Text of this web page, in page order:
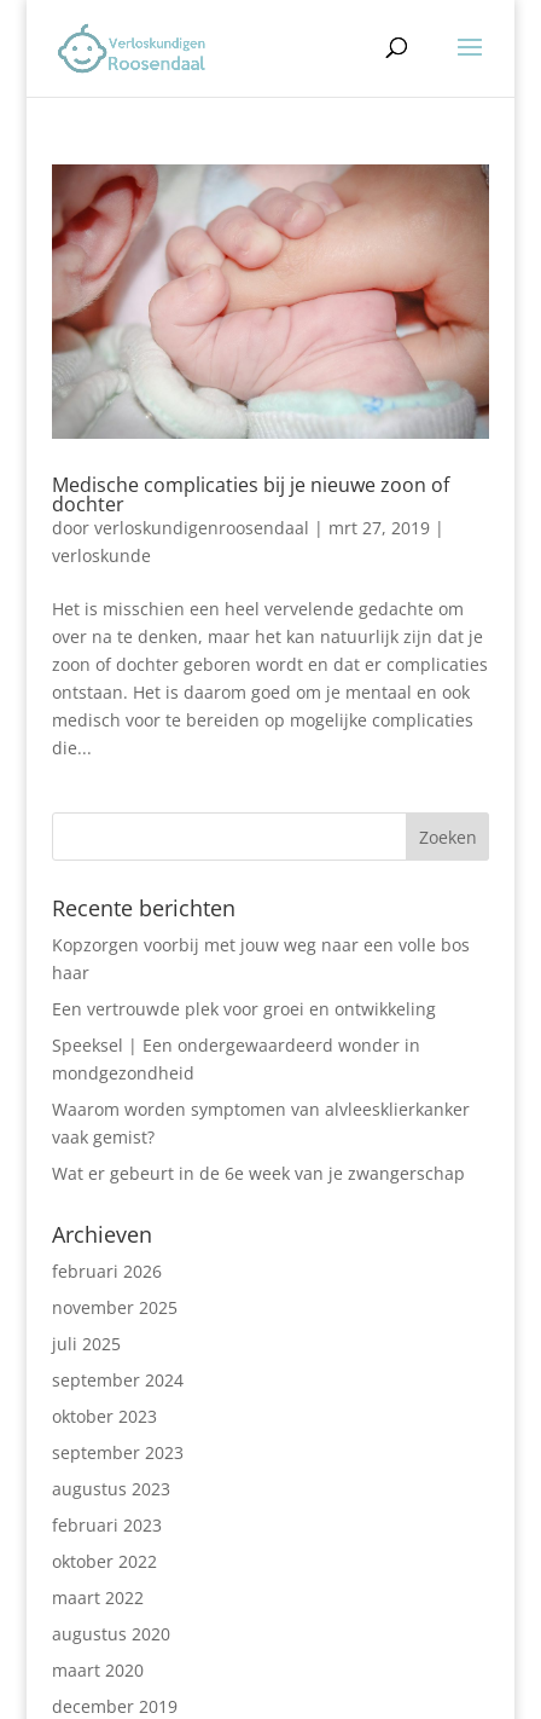
Medische complicaties bij je nieuwe zoon of
dochter
door verloskundigenroosendaal | mrt 27, 2019|
verloskunde
Het is misschien een heel vervelende gedachte om
over na te denken, maar het kan natuurlijk zijn dat je
zoon of dochter geboren wordt en dat er complicaties
ontstaan. Het is daarom goed om je mentaal en ook
medisch voor te bereiden op mogelijke complicaties
die...
Recente berichten
Kopzorgen voorbij met jouw weg naar een volle bos
haar
Een vertrouwde plek voor groei en ontwikkeling
Speeksel | Een ondergewaardeerd wonder in
mondgezondheid
Waarom worden symptomen van alvleesklierkanker
vaak gemist?
Wat er gebeurt in de 6e week van je zwangerschap
Archieven
februari 2026
november 2025
juli 2025
september 2024
oktober 2023
september 2023
augustus 2023
februari 2023
oktober 2022
maart 2022
augustus 2020
maart 2020
december 2019